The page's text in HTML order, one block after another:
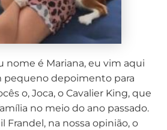
nome é Mariana, eu vim aqui
pequeno depoimento para
o, Joca, o Cavalier King, que
no meio do ano passado.
Frandel, na nossa opinião, o